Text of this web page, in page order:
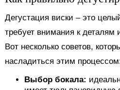
Дегустация виски – это
требует внимания к деталям
Вот несколько советов,
насладиться этим
Выбор бокала: